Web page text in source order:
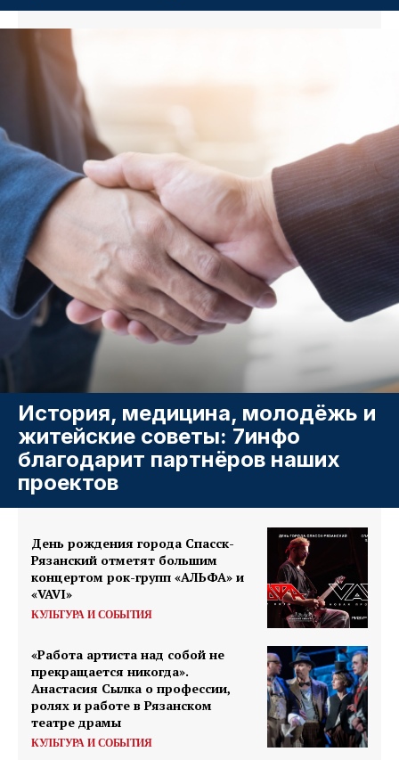
История, медицина, молодёжь и
житейские советы: 7инфо
благодарит партнёров наших
проектов
День рождения города Спасск-
Рязанский отметят большим
концертом рок-групп «АЛЬФА» и
«VAVI»
КУЛЬТУРА И СОБЫТИЯ
«Работа артиста над собой не
прекращается никогда».
Анастасия Сылка о профессии,
ролях и работе в Рязанском
театре драмы
КУЛЬТУРА И СОБЫТИЯ